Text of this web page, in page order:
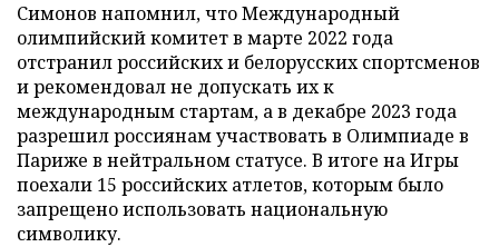
Симонов напомнил, что Международный
олимпийский комитет в марте 2022 года
отстранил российских и белорусских спортсменов
и рекомендовал не допускать их к
международным стартам, а в декабре 2023 года
разрешил россиянам участвовать в Олимпиаде в
Париже в нейтральном статусе. В итоге на Игры
поехали 15 российских атлетов, которым было
запрещено использовать национальную
символику.